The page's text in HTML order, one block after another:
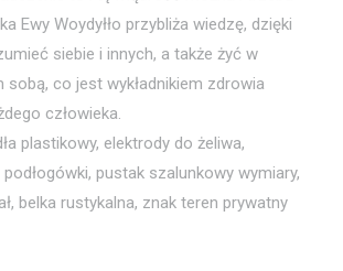
Ewy Woydyłło przybliża wiedzę, dzięki
siebie i innych, a także żyć w
sobą, co jest wykładnikiem zdrowia
człowieka.
plastikowy, elektrody do żeliwa,
pustak szalunkowy wymiary,
belka rustykalna, znak teren prywatny